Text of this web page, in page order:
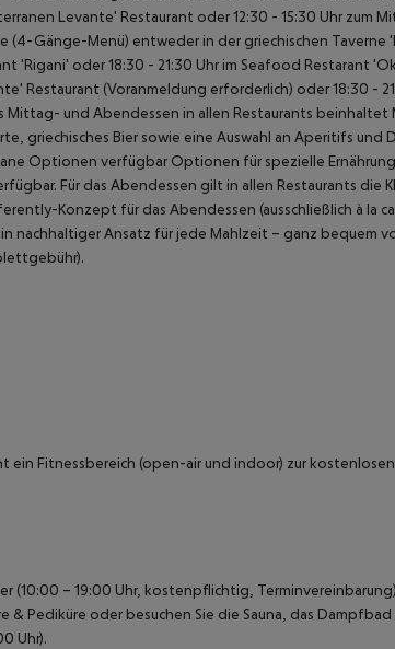
Levante' Restaurant oder 12:30 - 15:30 Uhr zum
(4-Gänge-Menü) entweder in der griechischen Taverne
'Rigani' oder18:30 - 21:30 Uhr im Seafood Restarant
Restaurant (Voranmeldung erforderlich) oder18:30 -
Mittag- und Abendessen in allen Restaurants
griechisches Bier sowie eine Auswahl an Aperitifs und
Optionen verfügbar Optionen für spezielle
Für das Abendessen gilt in allen Restaurants die
Konzept für das Abendessen (ausschließlich à la
nachhaltiger Ansatz für jede Mahlzeit – ganz bequem
ein Fitnessbereich (open-air und indoor) zur
(10:00 – 19:00 Uhr, kostenpflichtig,
& Pediküre oder besuchen Sie die Sauna, das
Uhr).